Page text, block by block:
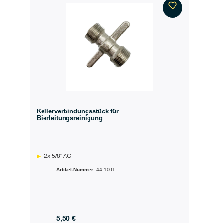
Kellerverbindungsstück für
Bierleitungsreinigung
2x 5/8" AG
Artikel-Nummer: 44-1001
5,50 €